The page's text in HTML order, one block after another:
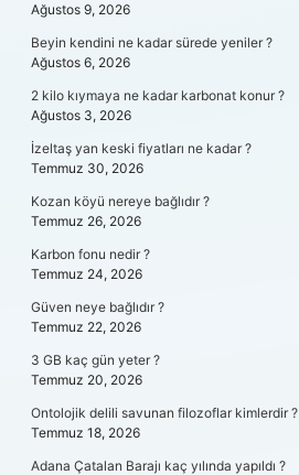
Ağustos 9, 2026
Beyin kendini ne kadar sürede yeniler ?
Ağustos 6, 2026
2 kilo kıymaya ne kadar karbonat konur ?
Ağustos 3, 2026
İzeltaş yan keski fiyatları ne kadar ?
Temmuz 30, 2026
Kozan köyü nereye bağlıdır ?
Temmuz 26, 2026
Karbon fonu nedir ?
Temmuz 24, 2026
Güven neye bağlıdır ?
Temmuz 22, 2026
3 GB kaç gün yeter ?
Temmuz 20, 2026
Ontolojik delili savunan filozoflar kimlerdir ?
Temmuz 18, 2026
Adana Çatalan Barajı kaç yılında yapıldı ?